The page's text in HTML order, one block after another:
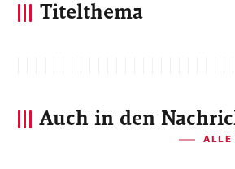
Titelthema
Auch in den
ALLE